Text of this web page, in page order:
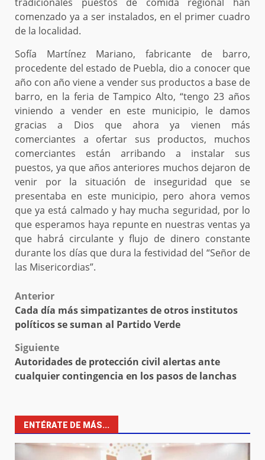
comenzado ya a ser instalados, en el primer cuadro
de la localidad.
Sofía Martínez Mariano, fabricante de barro,
procedente del estado de Puebla, dio a conocer que
año con año viene a vender sus productos a base de
barro, en la feria de Tampico Alto, “tengo 23 años
viniendo a vender en este municipio, le damos
gracias a Dios que ahora ya vienen más
comerciantes a ofertar sus productos, muchos
comerciantes están arribando a instalar sus
puestos, ya que años anteriores muchos dejaron de
venir por la situación de inseguridad que se
presentaba en este municipio, pero ahora vemos
que ya está calmado y hay mucha seguridad, por lo
que esperamos haya repunte en nuestras ventas ya
que habrá circulante y flujo de dinero constante
durante los días que dura la festividad del “Señor de
las Misericordias”.
Post
navigation
Anterior
Cada día más simpatizantes de otros institutos
políticos se suman al Partido Verde
Siguiente
Autoridades de protección civil alertas ante
cualquier contingencia en los pasos de lanchas
ENTÉRATE DE MÁS...